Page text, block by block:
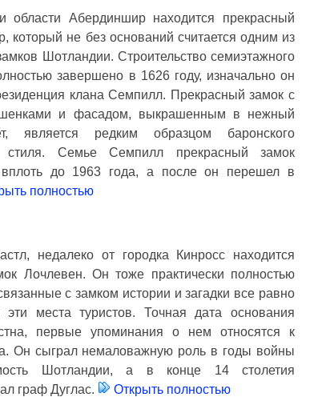
области Абердиншир находится прекрасный
который не без оснований считается одним из
Шотландии. Строительство семиэтажного
завершено в 1626 году, изначально он
клана Семпилл. Прекрасный замок с
и фасадом, выкрашенным в нежный
является редким образцом баронского
стиля. Семье Семпилл прекрасный замок
вплоть до 1963 года, а после он перешел в
полностью
недалеко от городка Кинросс находится
Лочлевен. Он тоже практически полностью
с замком истории и загадки все равно
эти места туристов. Точная дата основания
первые упоминания о нем относятся к
Он сыграл немаловажную роль в годы войны
Шотландии, а в конце 14 столетия
граф Дуглас.
Открыть полностью